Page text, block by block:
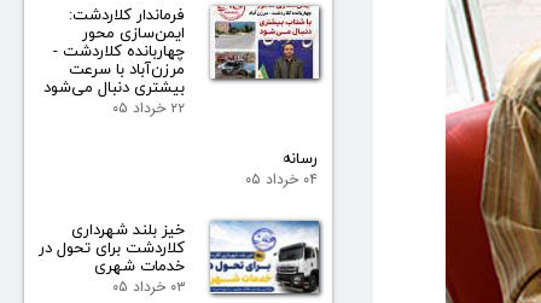
فرماندار کلاردشت:
ایمن‌سازی محور
چهاربانده کلاردشت -
مرزن‌آباد با سرعت
بیشتری دنبال می‌شود
۲۲ خرداد ۰۵
رسانه
۰۴ خرداد ۰۵
خیز بلند شهرداری
کلاردشت برای تحول در
خدمات شهری
۰۳ خرداد ۰۵